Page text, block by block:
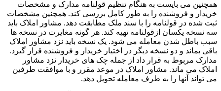
همچنین می بایست به هنگام تنظیم قولنامه مدارک و مشخصات
خریدار و فروشنده را به طور کامل بررسی کند. همچنین مشخصات
ثبت شده در قولنامه را با سند ملک مطابقت دهد. مشاور املاک باید
سه نسخه یکسان ازقولنامه تهیه کند. هر گونه مغایرت در نسخه ها
سبب باطل شدن معامله می شود. یک نسخه باید نزد مشاور املاک
باقی بماند و دو نسخه دیگر در اختیار خریدار و فروشنده قرار گیرد.
مدارک مربوط به قرار داد از جمله چک های خریدار نزد مشاور
املاک می ماند. مشاور املاک در موعد مقرر و با موافقت طرفین
می تواند آنها را به طرف معامله تحویل دهد.